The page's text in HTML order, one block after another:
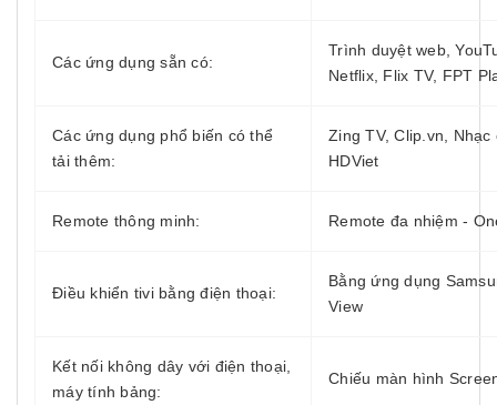
Các ứng dụng sẵn có:
Trình duyệt web,
Netflix, Flix TV, FPT
Các ứng dụng phổ biến có thể
tải thêm:
Zing TV, Clip.vn, Nhạc
HDViet
Remote thông minh: Remote đa nhiệm -
Điều khiển tivi bằng điện thoại:
Bằng ứng dụng
View
Kết nối không dây với điện thoại,
máy tính bảng:
Chiếu màn hình